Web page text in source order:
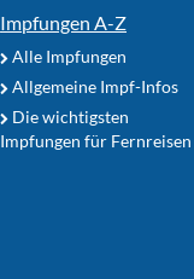
Impfungen A-Z
Alle Impfungen
Allgemeine Impf-Infos
Die wichtigsten
Impfungen für Fernreisen